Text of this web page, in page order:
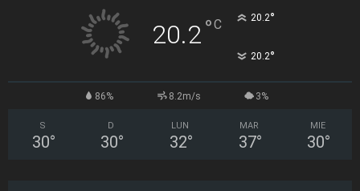
20.2°C 20.2°
20.2°
86% 8.2m/s 3%
S
30°
D
30°
LUN
32°
MAR
37°
MIE
30°